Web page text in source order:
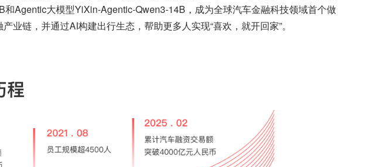
Agentic大模型YiXin-Agentic-Qwen3-14B，成为全球汽车金融科技领域首个做
链，并通过AI构建出行生态，帮助更多人实现“喜欢，就开回家”。